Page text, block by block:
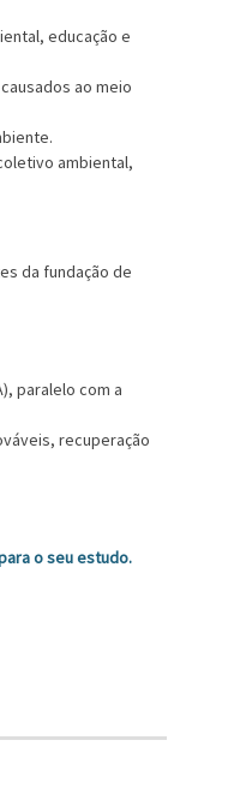
educação e
ao meio
ambiental,
da fundação de
paralelo com a
recuperação
o seu estudo.